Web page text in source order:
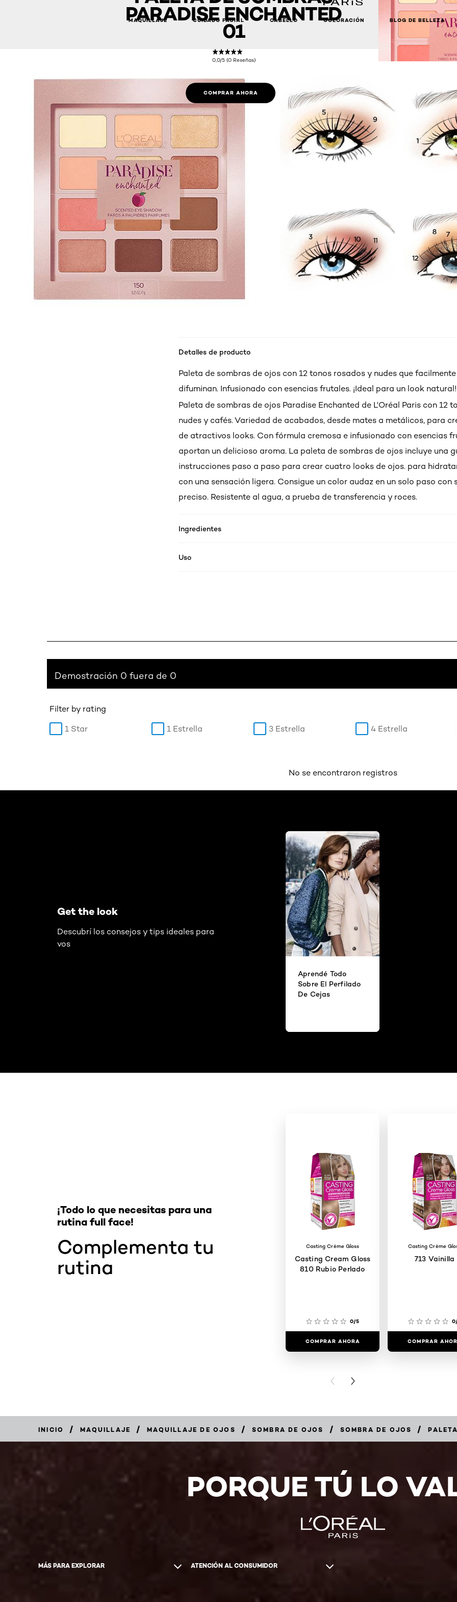
MAQUILLAJE CUIDADO FACIAL CABELLO COLORACIÓN BLOG DE BELLEZA
PARADISE ENCHANTED
01
0,0/5 (0 Reseñas)
COMPRAR AHORA
Detalles de producto
Paleta de sombras de ojos con 12 tonos rosados y nudes que facilmente
difuminan. Infusionado con esencias frutales. ¡Ideal para un look natural!
Paleta de sombras de ojos Paradise Enchanted de L'Oréal Paris con 12
nudes y cafés. Variedad de acabados, desde mates a metálicos, para
de atractivos looks. Con fórmula cremosa e infusionado con esencias
aportan un delicioso aroma. La paleta de sombras de ojos incluye una
instrucciones paso a paso para crear cuatro looks de ojos. para
con una sensación ligera. Consigue un color audaz en un solo paso con
preciso. Resistente al agua, a prueba de transferencia y roces.
Ingredientes
Uso
Demostración 0 fuera de 0
Filter by rating
1 Star 1 Estrella 3 Estrella 4 Estrella
No se encontraron registros
Get the look
Descubrí los consejos y tips ideales para
vos
Aprendé Todo
Sobre El Perfilado
De Cejas
Complementa tu
rutina
¡Todo lo que necesitas para una
rutina full face!
Casting Crème Gloss
Casting Cream Gloss
810 Rubio Perlado
0/5
COMPRAR AHORA
Casting Crème
713 Vainilla
COMPRAR
PREVIOUS CARD
NEXT CARD
INICIO / MAQUILLAJE / MAQUILLAJE DE OJOS / SOMBRA DE OJOS / SOMBRA DE OJOS /
PORQUE TÚ LO
MÁS PARA EXPLORAR ATENCIÓN AL CONSUMIDOR